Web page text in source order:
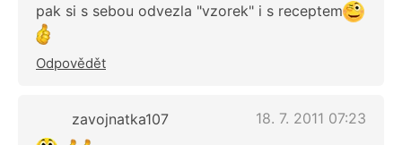
pak si s sebou odvezla "vzorek" i s receptem
Odpovědět
zavojnatka107 18. 7. 2011 07:23